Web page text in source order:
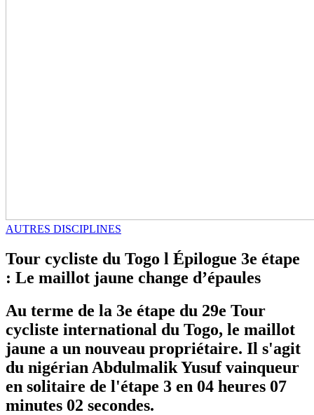
AUTRES DISCIPLINES
Tour cycliste du Togo l Épilogue 3e étape
: Le maillot jaune change d’épaules
Au terme de la 3e étape du 29e Tour
cycliste international du Togo, le maillot
jaune a un nouveau propriétaire. Il s'agit
du nigérian Abdulmalik Yusuf vainqueur
en solitaire de l'étape 3 en 04 heures 07
minutes 02 secondes.